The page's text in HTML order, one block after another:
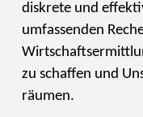
diskrete und
umfassenden
zu schaffen und
räumen.